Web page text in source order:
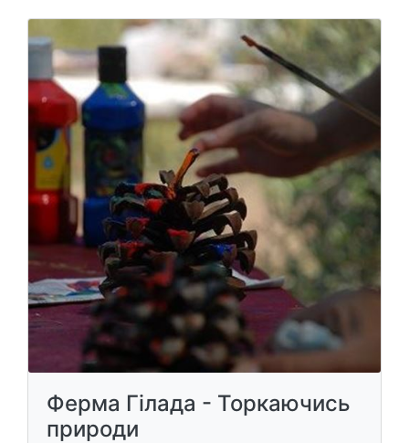
Ферма Гілада - Торкаючись
природи